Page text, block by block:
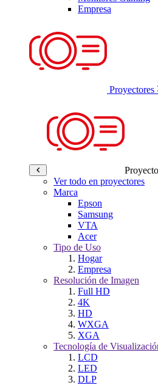
Empresa
Proyectores
Ver todo en proyectores
Marca
Epson
Samsung
VTA
Acer
Tipo de Uso
Hogar
Empresa
Resolución de Imagen
Full HD
4K
HD
WXGA
XGA
Tecnología de
LCD
LED
DLP